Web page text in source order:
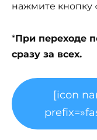
нажмите кнопку
*При переходе
сразу за всех.
[icon